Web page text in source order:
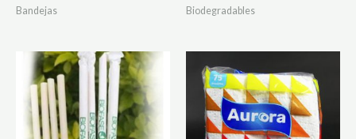
Bandejas Biodegradables